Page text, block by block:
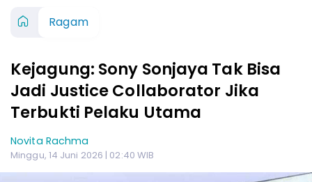
Ragam
Kejagung: Sony Sonjaya Tak Bisa
Jadi Justice Collaborator Jika
Terbukti Pelaku Utama
Novita Rachma
Minggu, 14 Juni 2026 | 02:40 WIB